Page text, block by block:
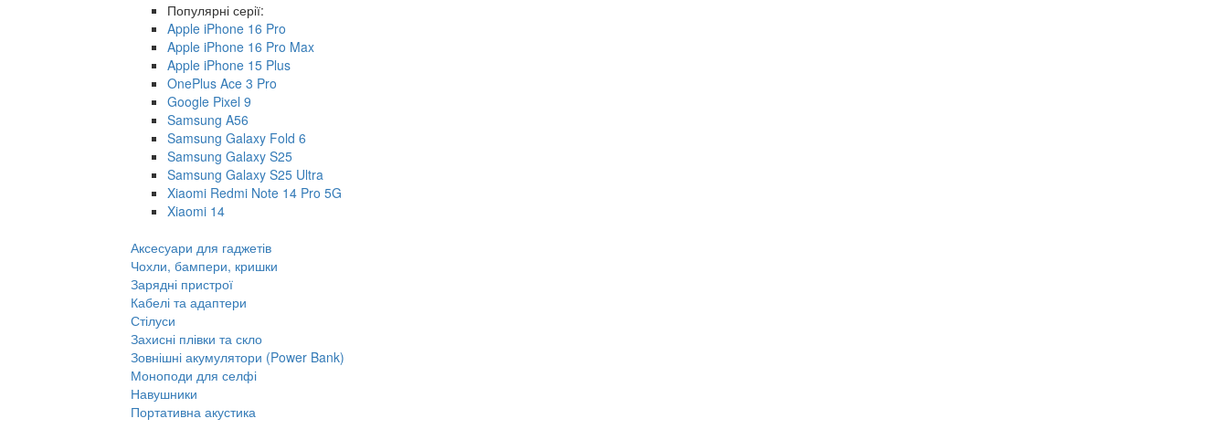
Популярні серії:
Apple iPhone 16 Pro
Apple iPhone 16 Pro Max
Apple iPhone 15 Plus
OnePlus Ace 3 Pro
Google Pixel 9
Samsung A56
Samsung Galaxy Fold 6
Samsung Galaxy S25
Samsung Galaxy S25 Ultra
Xiaomi Redmi Note 14 Pro 5G
Xiaomi 14
Аксесуари для гаджетів
Чохли, бампери, кришки
Зарядні пристрої
Кабелі та адаптери
Стілуси
Захисні плівки та скло
Зовнішні акумулятори (Power Bank)
Моноподи для селфі
Навушники
Портативна акустика